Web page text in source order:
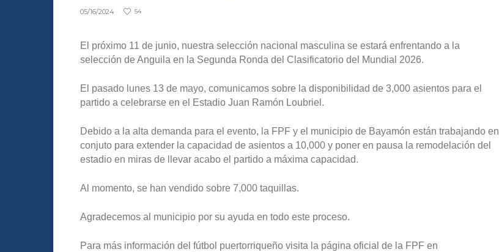
05/16/2024 54
El próximo 11 de junio, nuestra selección nacional masculina se estará enfrentando a la
selección de Anguila en la Segunda Ronda del Clasificatorio del Mundial 2026.
El pasado lunes 13 de mayo, comunicamos sobre la disponibilidad de 3,000 asientos para el
partido a celebrarse en el Estadio Juan Ramón Loubriel.
Debido a la alta demanda para el evento, la FPF y el municipio de Bayamón están trabajando en
conjuto para extender la capacidad de asientos a 10,000 y poner en pausa la remodelación del
estadio en miras de llevar acabo el partido a máxima capacidad.
Al momento, se han vendido sobre 7,000 taquillas.
Agradecemos al municipio por su ayuda en todo este proceso.
Para más información del fútbol puertorriqueño visita la página oficial de la FPF en